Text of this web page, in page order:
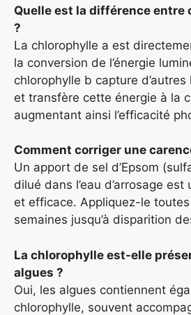
Quelle est la différence entre
?
La chlorophylle a est
la conversion de l’énergie
chlorophylle b capture d’autres
et transfère cette énergie à la
augmentant ainsi l’efficacité
Comment corriger une
Un apport de sel d’Epsom
dilué dans l’eau d’arrosage
et efficace. Appliquez-le
semaines jusqu’à disparition
La chlorophylle est-elle
algues ?
Oui, les algues contiennent
chlorophylle, souvent